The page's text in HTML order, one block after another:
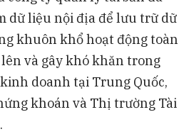
dữ liệu nội địa để lưu trữ dữ
khuôn khổ hoạt động toàn
và gây khó khăn trong
doanh tại Trung Quốc,
khoán và Thị trường Tài